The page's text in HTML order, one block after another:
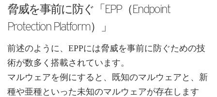
脅威を事前に防ぐ「EPP（Endpoint
Protection Platform）」
前述のように、EPPには脅威を事前に防ぐための技
術が数多く搭載されています。
マルウェアを例にすると、既知のマルウェアと、新
種や亜種といった未知のマルウェアが存在します